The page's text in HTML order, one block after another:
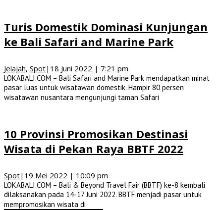
Turis Domestik Dominasi Kunjungan
ke Bali Safari and Marine Park
Jelajah, Spot| 18 Juni 2022 | 7:21 pm
LOKABALI.COM – Bali Safari and Marine Park mendapatkan minat
pasar luas untuk wisatawan domestik. Hampir 80 persen
wisatawan nusantara mengunjungi taman Safari
10 Provinsi Promosikan Destinasi
Wisata di Pekan Raya BBTF 2022
Spot| 19 Mei 2022 | 10:09 pm
LOKABALI.COM – Bali & Beyond Travel Fair (BBTF) ke-8 kembali
dilaksanakan pada 14-17 Juni 2022. BBTF menjadi pasar untuk
mempromosikan wisata di